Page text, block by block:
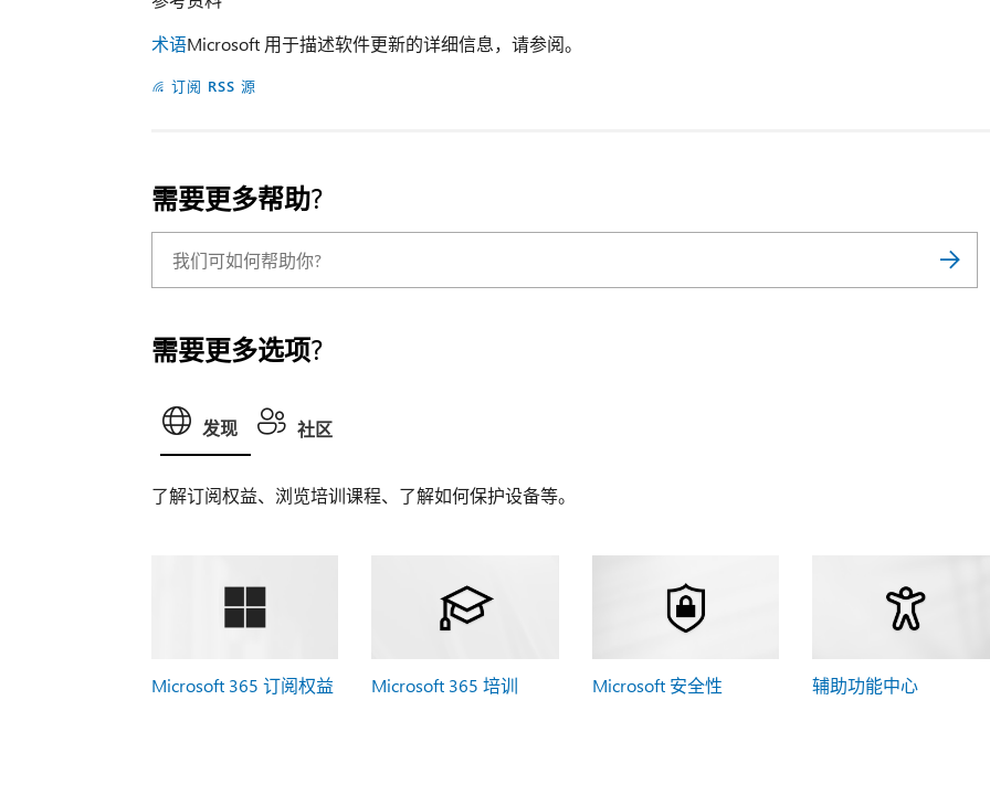
术语Microsoft 用于描述软件更新的详细信息，请参阅。
订阅 RSS 源
需要更多帮助?
需要更多选项?
发现 社区
了解订阅权益、浏览培训课程、了解如何保护设备等。
Microsoft 365 订阅权益 Microsoft 365 培训 Microsoft 安全性 辅助功能中心